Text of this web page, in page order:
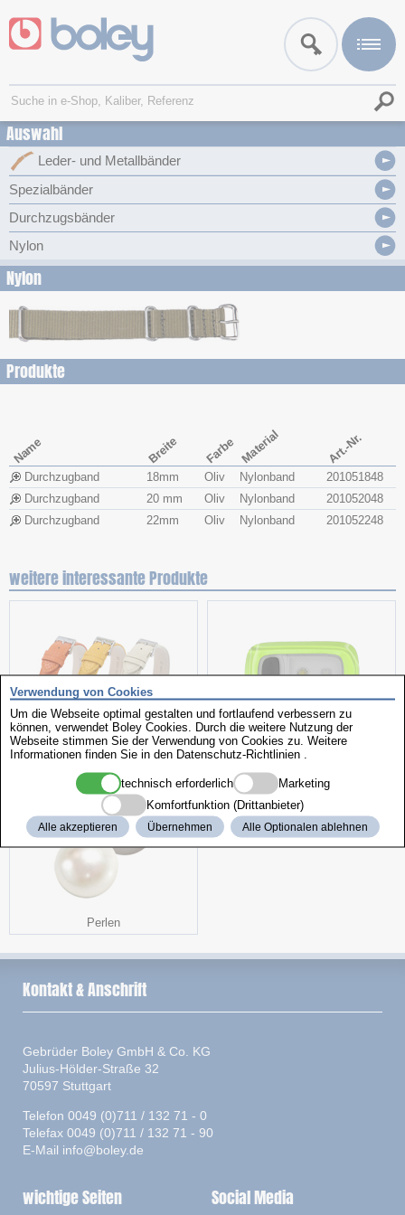
Auswahl
Leder- und Metallbänder
Spezialbänder
Durchzugsbänder
Nylon
Nylon
Produkte
Name Breite Farbe Material Art.-Nr.
Durchzugband 18mm Oliv Nylonband
201051848
Durchzugband
20 mm Oliv Nylonband
201052048
Durchzugband
22mm Oliv Nylonband 201052248
weitere interessante Produkte
Lederbänder-Sortiment Clip-Leuchte
Perlen
Verwendung von Cookies
Um die Webseite optimal gestalten und fortlaufend verbessern zu
können, verwendet Boley Cookies. Durch die weitere Nutzung der
Webseite stimmen Sie der Verwendung von Cookies zu. Weitere
Informationen finden Sie in den Datenschutz-Richtlinien
technisch erforderlich
Marketing
Komfortfunktion (Drittanbieter)
Alle akzeptieren Übernehmen Alle Optionalen ablehnen
Kontakt & Anschrift
Gebrüder Boley GmbH & Co. KG
Julius-Hölder-Straße 32
70597 Stuttgart
Telefon 0049 (0)711 / 132 71 - 0
Telefax 0049 (0)711 / 132 71 - 90
E-Mail info@boley.de
wichtige Seiten Social Media